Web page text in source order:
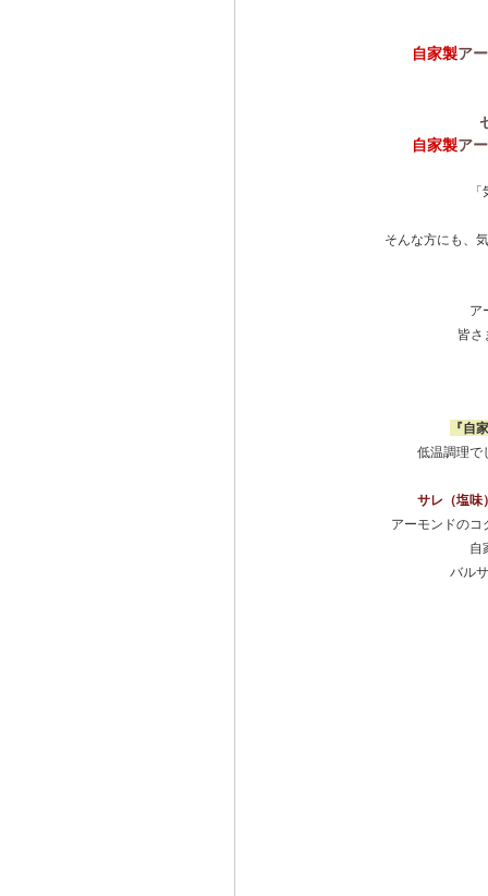
自家製ア
自家製ア
そんな方にも、
ア
皆さ
『自
低温調理で
サレ（塩味
アーモンドのコ
自
バル